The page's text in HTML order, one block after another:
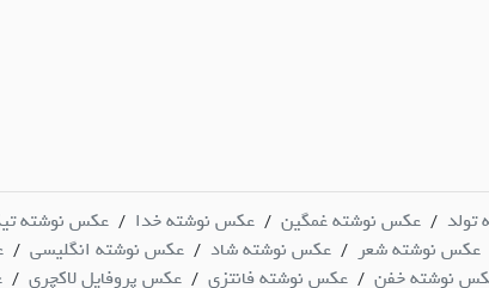
/ عکس نوشته غمگین / عکس نوشته خدا / عکس نوشته
عکس نوشته شعر / عکس نوشته شاد / عکس نوشته انگلیسی /
نوشته خفن / عکس نوشته فانتزی / عکس پروفایل لاکچری /